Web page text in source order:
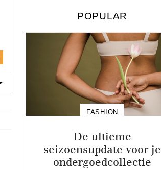
POPULAR
FASHION
De ultieme
seizoensupdate voor je
ondergoedcollectie